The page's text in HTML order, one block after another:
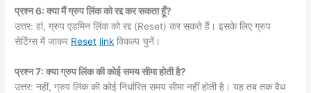
प्रश्न 6: क्या मैं ग्रुप लिंक को रद्द कर सकता हूँ?
उत्तर: हां, ग्रुप एडमिन लिंक को रद्द (Reset) कर सकते हैं। इसके लिए ग्रुप
सेटिंग्स में जाकर Reset link विकल्प चुनें।
प्रश्न 7: क्या ग्रुप लिंक की कोई समय सीमा होती है?
उत्तर: नहीं, ग्रुप लिंक की कोई निर्धारित समय सीमा नहीं होती है। यह तब तक वैध